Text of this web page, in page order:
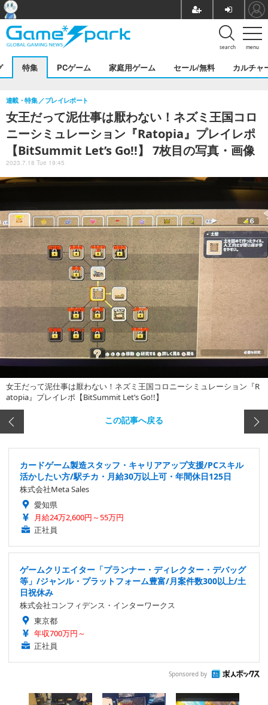
menu
search
特集 PCゲーム 家庭用ゲーム セール/無料 カルチャ
女王だって泥仕事は厭わない！ネズミ王国コロ
ニーシミュレーション『Ratopia』プレイレポ
【BitSummit Let’s Go!!】 7枚目の写真・画像
連載・特集 プレイレポート
2023.7.18 Tue 19:45
女王だって泥仕事は厭わない！ネズミ王国コロニーシミュレーション『R
atopia』プレイレポ【BitSummit Let’s Go!!】
この記事へ戻る
カードゲーム製造スタッフ・キャリアアップ支援/PCスキル
活かしたい方/駅チカ・月給30万以上可・年間休日125日
株式会社Meta Sales
愛知県
月給24万2,600円～55万円
正社員
ゲームクリエイター「プランナー・ディレクター・デバッグ
等」/ジャンル・プラットフォーム豊富/月案件数300以上/土
日祝休み
株式会社コンフィデンス・インターワークス
東京都
年収700万円～
正社員
Sponsored by